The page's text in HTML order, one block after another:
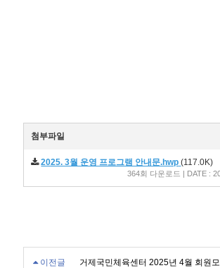
첨부파일
2025. 3월 운영 프로그램 안내문.hwp (117.0K)
364회 다운로드 | DATE :
이전글 거제국민체육센터 2025년 4월 회원